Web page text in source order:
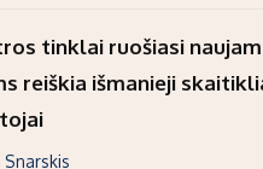
tinklai ruošiasi
reiškia išmanieji
Snarskis